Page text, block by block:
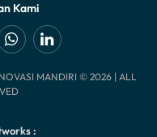
Kami
WhatsAppLinkedIn
MANDIRI © 2026 | ALL
: